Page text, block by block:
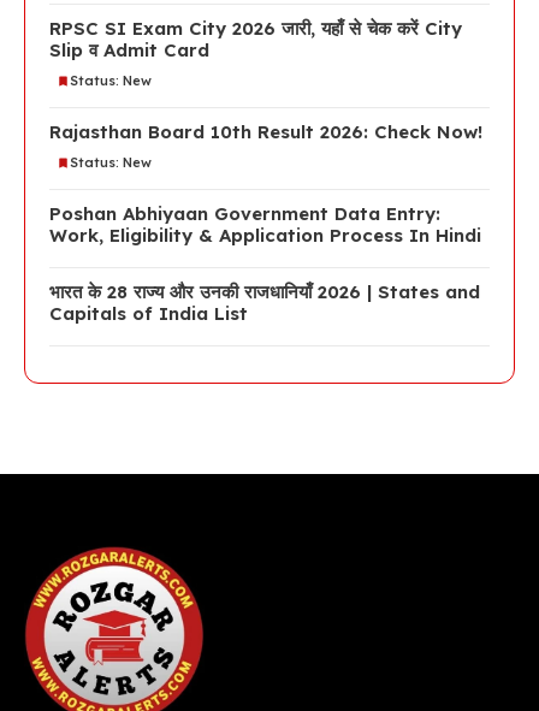
RPSC SI Exam City 2026 जारी, यहाँ से चेक करें City
Slip व Admit Card
Status: New
Rajasthan Board 10th Result 2026: Check Now!
Status: New
Poshan Abhiyaan Government Data Entry:
Work, Eligibility & Application Process In Hindi
भारत के 28 राज्य और उनकी राजधानियाँ 2026 | States and
Capitals of India List